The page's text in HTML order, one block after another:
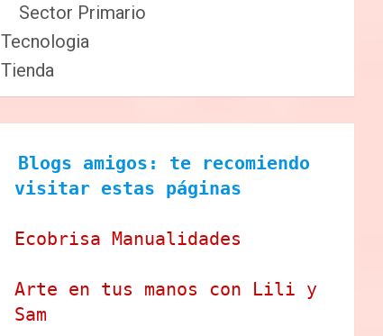
Sector Primario
Tecnologia
Tienda
Blogs amigos: te recomiendo
visitar estas páginas
Ecobrisa Manualidades
Arte en tus manos con Lili y
Sam